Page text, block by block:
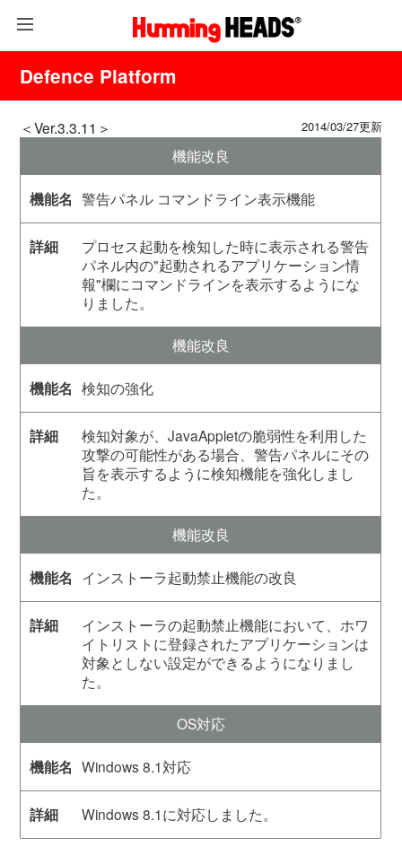
Defence Platform
＜Ver.3.3.11＞ 2014/03/27更新
機能改良
警告パネル コマンドライン表示機能
プロセス起動を検知した時に表示される警告
パネル内の"起動されるアプリケーション情
報"欄にコマンドラインを表示するようにな
りました。
機能改良
検知の強化
検知対象が、JavaAppletの脆弱性を利用した
攻撃の可能性がある場合、警告パネルにその
旨を表示するように検知機能を強化しまし
た。
機能改良
インストーラ起動禁止機能の改良
インストーラの起動禁止機能において、ホワ
イトリストに登録されたアプリケーションは
対象としない設定ができるようになりまし
た。
OS対応
Windows 8.1対応
Windows 8.1に対応しました。